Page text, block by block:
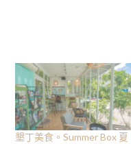
墾丁美食。Summer Box 夏